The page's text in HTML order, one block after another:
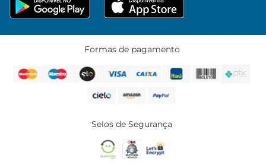
Formas de pagamento
Selos de Segurança